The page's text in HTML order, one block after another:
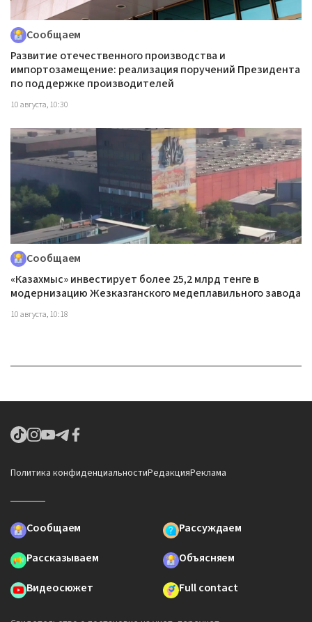
Сообщаем
Развитие отечественного производства и
импортозамещение: реализация поручений Президента
по поддержке производителей
10 августа, 10:30
Сообщаем
«Казахмыс» инвестирует более 25,2 млрд тенге в
модернизацию Жезказганского медеплавильного завода
10 августа, 10:18
Политика конфиденциальностиРедакцияРеклама
Сообщаем
Рассуждаем
Рассказываем
Объясняем
Видеосюжет
Full contact